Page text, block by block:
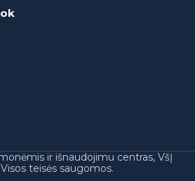
ir išnaudojimu centras, VšĮ
teisės saugomos.